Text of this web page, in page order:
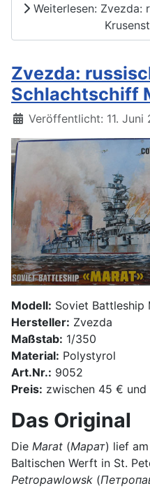
Weiterlesen: Zvezda:
Zvezda:
Schlachtschiff
Details
Veröffentlicht: 11. Juni
Modell: Soviet Battleship
Hersteller: Zvezda
Maßstab: 1/350
Material: Polystyrol
Art.Nr.: 9052
Preis: zwischen 45 €
Das Original
Die Marat (Марат) lief
Baltischen Werft in St.
Petropawlowsk (